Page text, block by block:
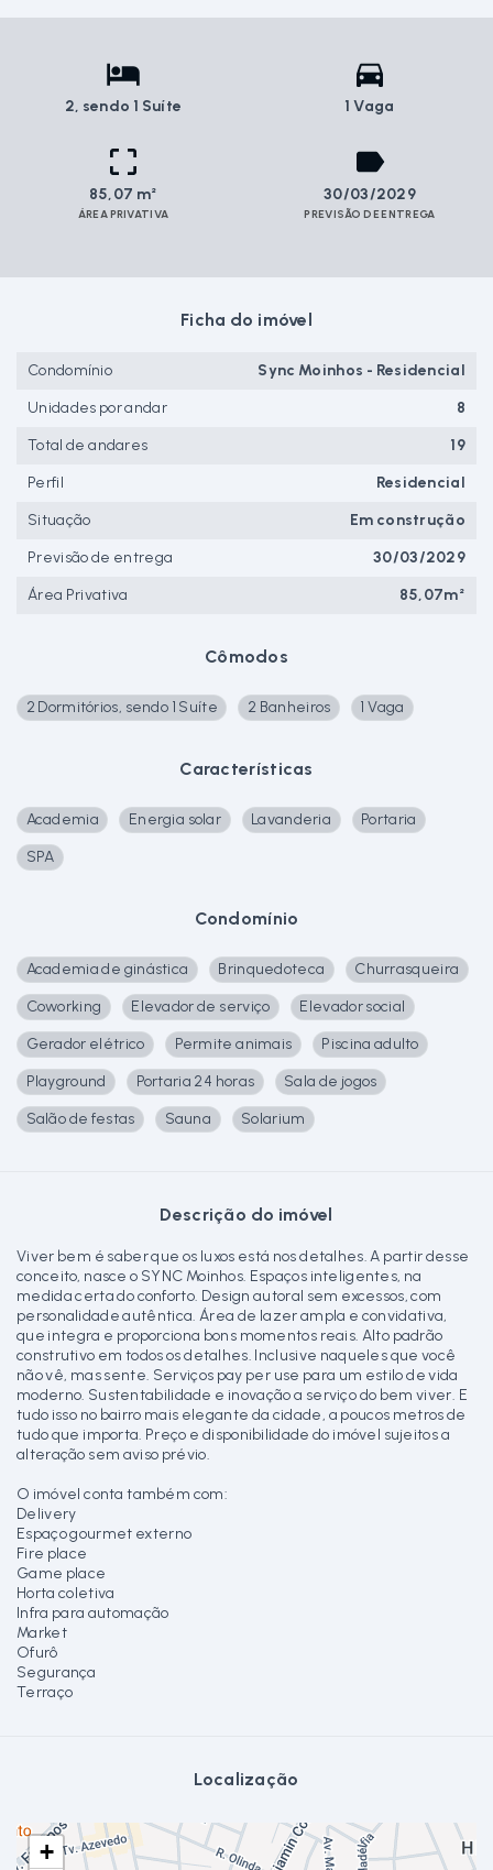
2, sendo 1 Suíte 1 Vaga
85,07 m²
ÁREA PRIVATIVA
30/03/2029
PREVISÃO DE ENTREGA
Cômodos
2 Dormitórios, sendo 1 Suíte 2 Banheiros 1 Vaga
Características
Academia Energia solar Lavanderia
Portaria
SPA
Condomínio
Academia de ginástica Brinquedoteca
Churrasqueira
Coworking
Elevador de serviço
Elevador social
Gerador elétrico
Permite animais
Piscina adulto
Playground
Portaria 24 horas
Sala de jogos
Salão de festas
Sauna Solarium
Descrição do imóvel
Viver bem é saber que os luxos está nos detalhes. A partir desse
conceito, nasce o SYNC Moinhos. Espaços inteligentes, na
medida certa do conforto. Design autoral sem excessos, com
personalidade autêntica. Área de lazer ampla e convidativa,
que integra e proporciona bons momentos reais. Alto padrão
construtivo em todos os detalhes. Inclusive naqueles que você
não vê, mas sente. Serviços pay per use para um estilo de vida
moderno. Sustentabilidade e inovação a serviço do bem viver. E
tudo isso no bairro mais elegante da cidade, a poucos metros de
tudo que importa. Preço e disponibilidade do imóvel sujeitos a
alteração sem aviso prévio.
O imóvel conta também com:
Delivery
Espaço gourmet externo
Fire place
Game place
Horta coletiva
Infra para automação
Market
Ofurô
Segurança
Terraço
Localização
+
Ficha do imóvel
Condomínio
Sync Moinhos - Residencial
Unidades por andar
8
Total de andares
19
Perfil
Residencial
Situação
Em construção
Previsão de entrega
30/03/2029
Área Privativa
85,07m²